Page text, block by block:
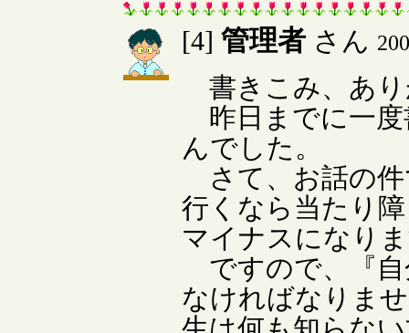
[4] 管理者 さん
書きこみ、あり
昨日までに一度
んでした。
さて、お話の件
行くなら当たり
マイナスになり
ですので、『自
なければなりま